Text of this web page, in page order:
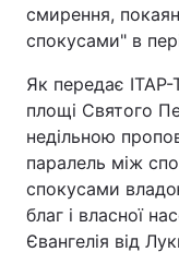
смирення,
спокусами" в
Як передає
площі Святого
недільною
паралель між
спокусами
благ і власної
Євангелія від